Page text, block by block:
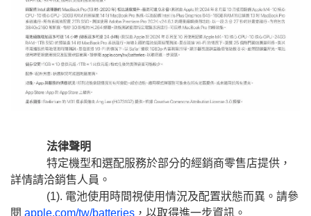
法律聲明
特定機型和選配服務於部分的經銷商零售店提供，
詳情請洽銷售人員。
(1). 電池使用時間視使用情況及配置狀態而異。請參
閱 apple.com/tw/batteries ，以取得進一步資訊。